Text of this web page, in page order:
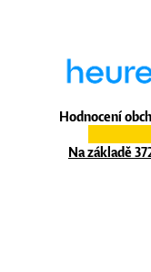
Hodnocení
Na základě